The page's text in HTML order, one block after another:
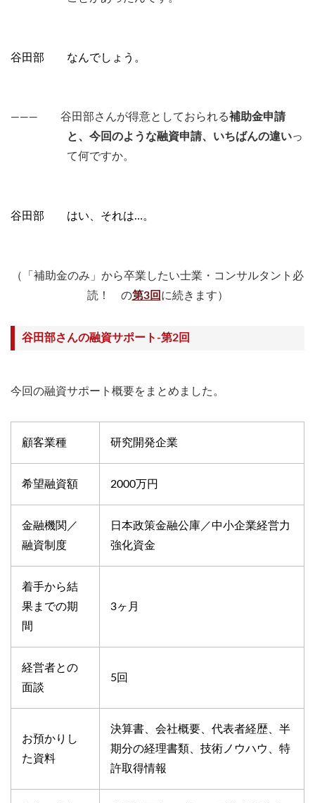
谷田部 なんでしょう。
――― 谷田部さんが得意としておられる補助金申請
と、今回のような融資申請、いちばんの違いっ
て何ですか。
谷田部 はい、それは…。
（「補助金のみ」から卒業したい士業・コンサルタント必
読！ の第3回 に続きます）
谷田部さんの融資サポート-第2回
今回の融資サポート概要をまとめました。
顧客業種 研究開発企業
希望融資額 2000万円
金融機関／
融資制度
日本政策金融公庫／中小企業経営力
強化資金
着手から結
果までの期
間
3ヶ月
経営者との
面談
5回
お預かりし
た資料
決算書、会社概要、代表者経歴、半
期分の経理書類、技術ノウハウ、特
許取得情報